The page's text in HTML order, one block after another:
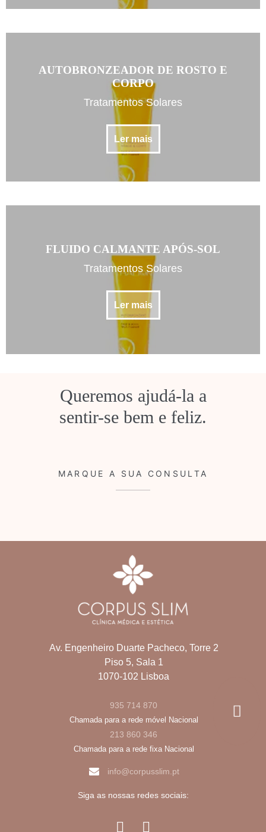
AUTOBRONZEADOR DE ROSTO E
CORPO
Tratamentos Solares
Ler mais
FLUIDO CALMANTE APÓS-SOL
Tratamentos Solares
Ler mais
Queremos ajudá-la a
sentir-se bem e feliz.
MARQUE A SUA CONSULTA
Av. Engenheiro Duarte Pacheco, Torre 2
Piso 5, Sala 1
1070-102 Lisboa
935 714 870
Chamada para a rede móvel Nacional
213 860 346
Chamada para a rede fixa Nacional
info@corpusslim.pt
Siga as nossas redes sociais: